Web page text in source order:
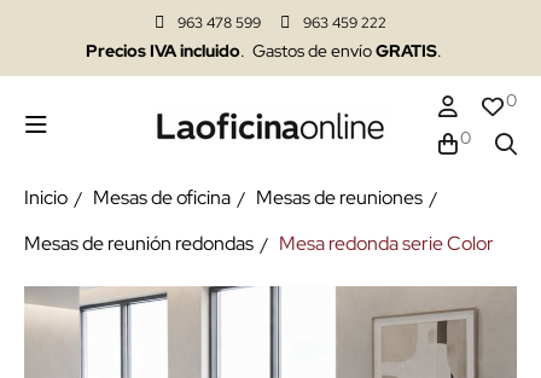
963 478 599 963 459 222
Precios IVA incluido. Gastos de envíoGRATIS.
0
0
Inicio Mesas de oficina
Mesas de reuniones
Mesas de reunión redondas
Mesa redonda serie Color